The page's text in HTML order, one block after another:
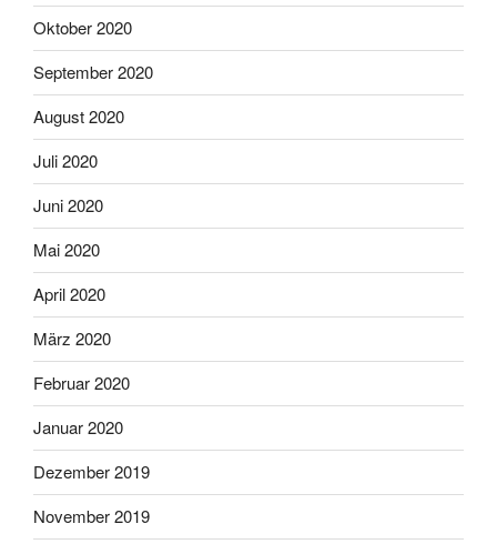
Oktober 2020
September 2020
August 2020
Juli 2020
Juni 2020
Mai 2020
April 2020
März 2020
Februar 2020
Januar 2020
Dezember 2019
November 2019